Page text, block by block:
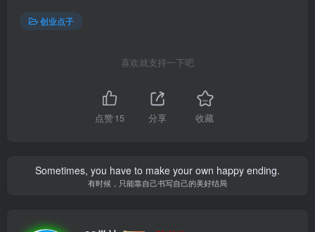
创业点子
喜欢就支持一下吧
点赞15 分享 收藏
Sometimes, you have to make your own happy ending.
有时候，只能靠自己书写自己的美好结局